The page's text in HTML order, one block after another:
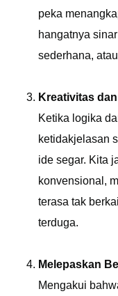
peka
hangatnya
sederhana,
Kreativitas
Ketika logika
ketidakjelasan
ide segar. Kita
konvensional,
terasa tak
terduga.
Melepaskan
Mengakui